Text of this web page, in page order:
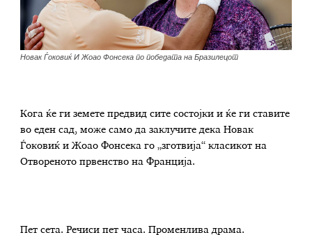
Новак Ѓоковиќ И Жоао Фонсека по победата на Бразилецот
Кога ќе ги земете предвид сите состојки и ќе ги ставите
во еден сад, може само да заклучите дека Новак
Ѓоковиќ и Жоао Фонсека го „зготвија“ класикот на
Отвореното првенство на Франција.
Пет сета. Речиси пет часа. Променлива драма.